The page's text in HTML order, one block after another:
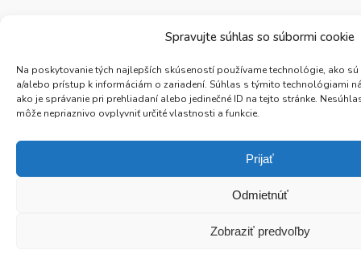
Spravujte súhlas so súbormi cookie
Na poskytovanie tých najlepších skúseností používame technológie, ako
a/alebo prístup k informáciám o zariadení. Súhlas s týmito technológiami
ako je správanie pri prehliadaní alebo jedinečné ID na tejto stránke.
môže nepriaznivo ovplyvniť určité vlastnosti a funkcie.
Prijať
Odmietnúť
Zobraziť predvoľby